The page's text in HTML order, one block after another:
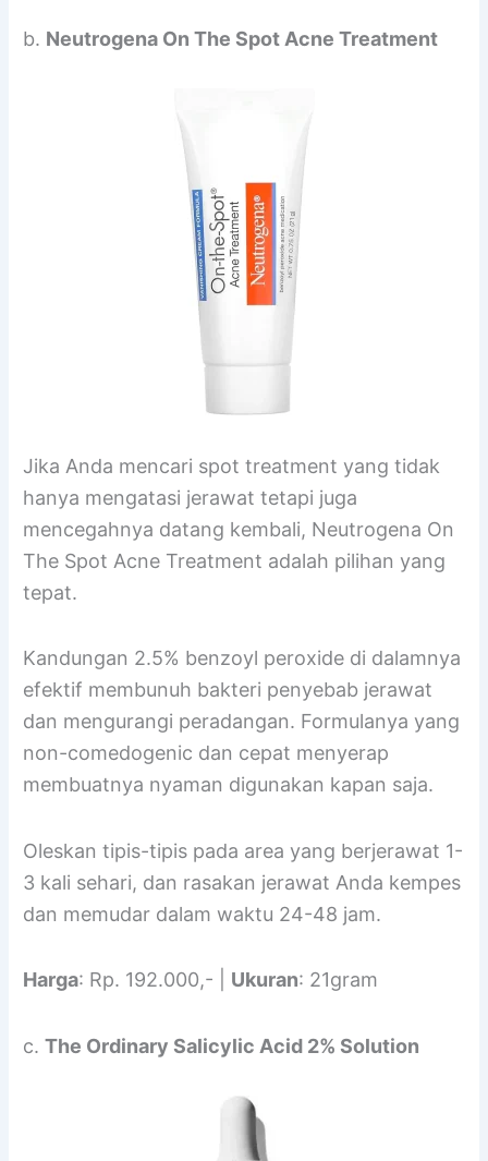
b. Neutrogena On The Spot Acne Treatment
Jika Anda mencari spot treatment yang tidak
hanya mengatasi jerawat tetapi juga
mencegahnya datang kembali, Neutrogena On
The Spot Acne Treatment adalah pilihan yang
tepat.
Kandungan 2.5% benzoyl peroxide di dalamnya
efektif membunuh bakteri penyebab jerawat
dan mengurangi peradangan. Formulanya yang
non-comedogenic dan cepat menyerap
membuatnya nyaman digunakan kapan saja.
Oleskan tipis-tipis pada area yang berjerawat 1-
3 kali sehari, dan rasakan jerawat Anda kempes
dan memudar dalam waktu 24-48 jam.
Harga: Rp. 192.000,- | Ukuran: 21gram
c. The Ordinary Salicylic Acid 2% Solution